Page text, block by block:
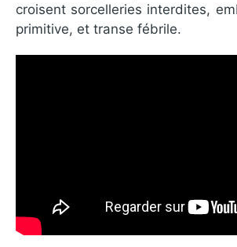
croisent sorcelleries interdites,
primitive, et transe fébrile.